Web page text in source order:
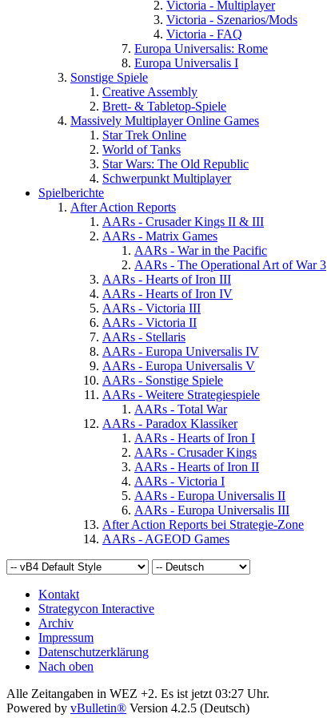
Victoria - Multiplayer
Victoria - Szenarios/Mods
Victoria - FAQ
Europa Universalis: Rome
Europa Universalis I
Sonstige Spiele
Creative Assembly
Brett- & Tabletop-Spiele
Massively Multiplayer Online Games
Star Trek Online
World of Tanks
Star Wars: The Old Republic
Schwerpunkt Multiplayer
Spielberichte
After Action Reports
AARs - Crusader Kings II & III
AARs - Matrix Games
AARs - War in the Pacific
AARs - The Operational Art of War 3
AARs - Hearts of Iron III
AARs - Hearts of Iron IV
AARs - Victoria III
AARs - Victoria II
AARs - Stellaris
AARs - Europa Universalis IV
AARs - Europa Universalis V
AARs - Sonstige Spiele
AARs - Weitere Strategiespiele
AARs - Total War
AARs - Paradox Klassiker
AARs - Hearts of Iron I
AARs - Crusader Kings
AARs - Hearts of Iron II
AARs - Victoria I
AARs - Europa Universalis II
AARs - Europa Universalis III
After Action Reports bei Strategie-Zone
AARs - AGEOD Games
Kontakt
Strategycon Interactive
Archiv
Impressum
Datenschutzerklärung
Nach oben
Alle Zeitangaben in WEZ +2. Es ist jetzt 03:27 Uhr.
Powered by vBulletin® Version 4.2.5 (Deutsch)